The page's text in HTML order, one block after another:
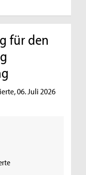
für den
06. Juli 2026